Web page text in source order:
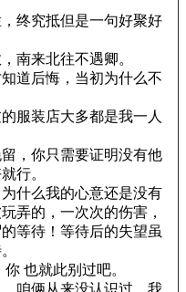
终究抵但是一句好聚好
南来北往不遇卿。
道后悔，当初为什么不
服装店大多都是我一人
，你只需要证明没有他
行。
什么我的心意还是没有
弄的，一次次的伤害，
等待！等待后的失望虽
也就此别过吧。
咱俩从来没认识过，我